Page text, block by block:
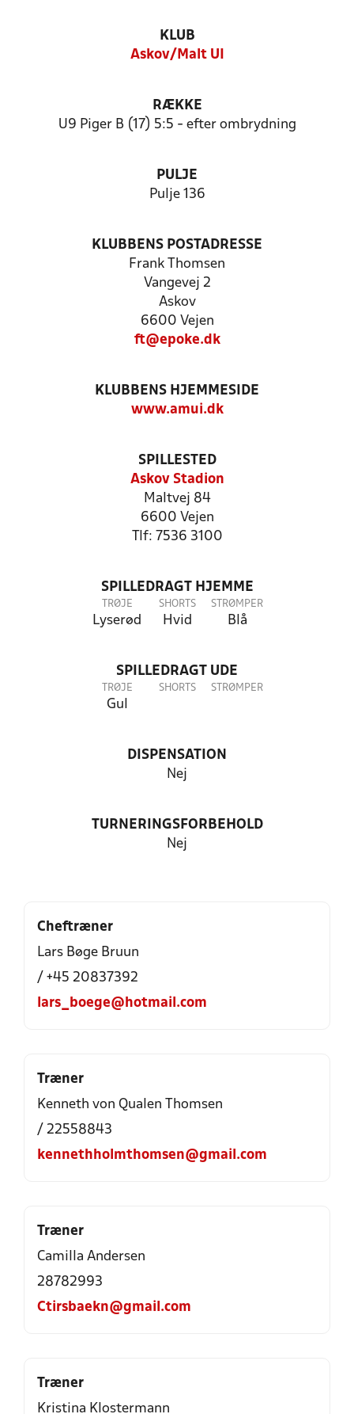
KLUB
Askov/Malt UI
RÆKKE
U9 Piger B (17) 5:5 - efter ombrydning
PULJE
Pulje 136
KLUBBENS POSTADRESSE
Frank Thomsen
Vangevej 2
Askov
6600 Vejen
ft@epoke.dk
KLUBBENS HJEMMESIDE
www.amui.dk
SPILLESTED
Askov Stadion
Maltvej 84
6600 Vejen
Tlf: 7536 3100
SPILLEDRAGT HJEMME
TRØJE
Lyserød
SHORTS
Hvid
STRØMPER
Blå
SPILLEDRAGT UDE
TRØJE
Gul
SHORTS STRØMPER
DISPENSATION
Nej
TURNERINGSFORBEHOLD
Nej
Cheftræner
Lars Bøge Bruun
/ +45 20837392
lars_boege@hotmail.com
Træner
Kenneth von Qualen Thomsen
/ 22558843
kennethholmthomsen@gmail.com
Træner
Camilla Andersen
28782993
Ctirsbaekn@gmail.com
Træner
Kristina Klostermann